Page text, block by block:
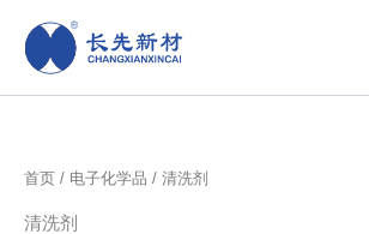
容
首页 / 电子化学品 / 清洗剂
清洗剂